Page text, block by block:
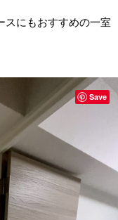
スにもおすすめの一室
Save